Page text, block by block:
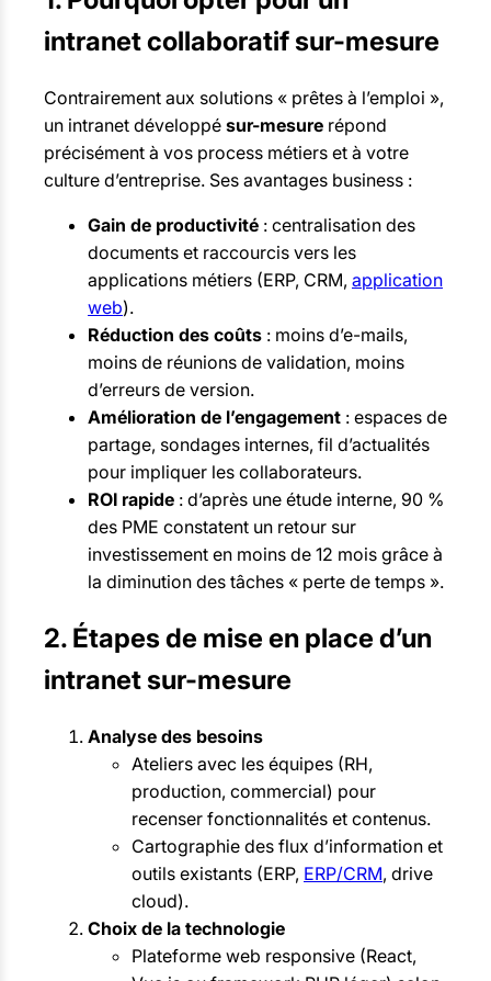
intranet collaboratif sur-mesure
Contrairement aux solutions « prêtes à l’emploi »,
un intranet développé sur-mesure répond
précisément à vos process métiers et à votre
culture d’entreprise. Ses avantages business :
Gain de productivité : centralisation des
documents et raccourcis vers les
applications métiers (ERP, CRM, application
web).
Réduction des coûts : moins d’e-mails,
moins de réunions de validation, moins
d’erreurs de version.
Amélioration de l’engagement : espaces de
partage, sondages internes, fil d’actualités
pour impliquer les collaborateurs.
ROI rapide : d’après une étude interne, 90 %
des PME constatent un retour sur
investissement en moins de 12 mois grâce à
la diminution des tâches « perte de temps ».
2. Étapes de mise en place d’un
intranet sur-mesure
Analyse des besoins
Ateliers avec les équipes (RH,
production, commercial) pour
recenser fonctionnalités et contenus.
Cartographie des flux d’information et
outils existants (ERP, ERP/CRM, drive
cloud).
Choix de la technologie
Plateforme web responsive (React,